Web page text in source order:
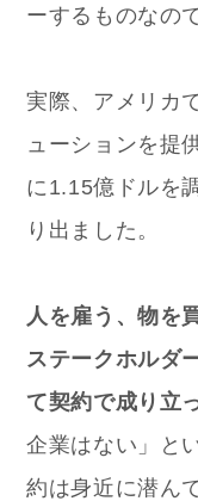
ーするものなの
実際、アメリカ
ューションを提
に1.15億ドルを
り出ました。
人を雇う、物を
ステークホルダ
て契約で成り立
企業はない」と
約は身近に潜ん